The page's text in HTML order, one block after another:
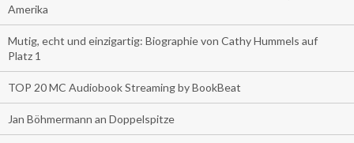
Amerika
Mutig, echt und einzigartig: Biographie von Cathy Hummels auf
Platz 1
TOP 20 MC Audiobook Streaming by BookBeat
Jan Böhmermann an Doppelspitze